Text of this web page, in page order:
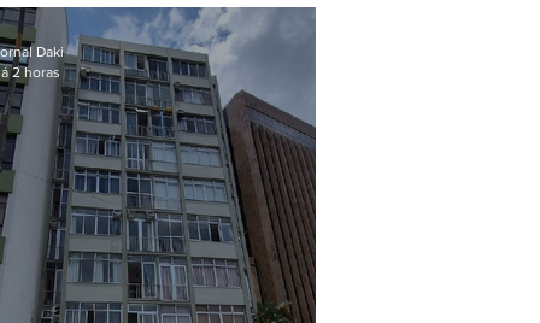
Daki
2 horas